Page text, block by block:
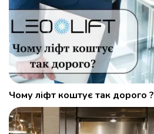
Чому ліфт коштує так дорого ?